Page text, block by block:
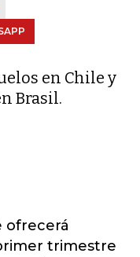
en Chile y
Brasil.
ofrecerá
trimestre